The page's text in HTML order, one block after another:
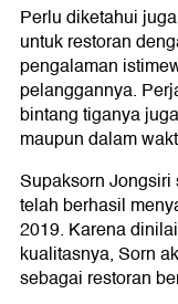
Perlu diketahui
untuk restoran
pengalaman
pelanggannya.
bintang tiganya
maupun dalam
Supaksorn
telah berhasil
2019. Karena
kualitasnya, Sorn
sebagai restoran